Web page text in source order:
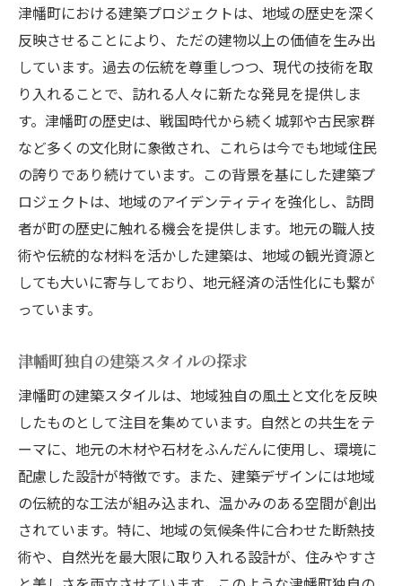
津幡町における建築プロジェクトは、地域の歴史を深く
反映させることにより、ただの建物以上の価値を生み出
しています。過去の伝統を尊重しつつ、現代の技術を取
り入れることで、訪れる人々に新たな発見を提供しま
す。津幡町の歴史は、戦国時代から続く城郭や古民家群
など多くの文化財に象徴され、これらは今でも地域住民
の誇りであり続けています。この背景を基にした建築プ
ロジェクトは、地域のアイデンティティを強化し、訪問
者が町の歴史に触れる機会を提供します。地元の職人技
術や伝統的な材料を活かした建築は、地域の観光資源と
しても大いに寄与しており、地元経済の活性化にも繋が
っています。
津幡町独自の建築スタイルの探求
津幡町の建築スタイルは、地域独自の風土と文化を反映
したものとして注目を集めています。自然との共生をテ
ーマに、地元の木材や石材をふんだんに使用し、環境に
配慮した設計が特徴です。また、建築デザインには地域
の伝統的な工法が組み込まれ、温かみのある空間が創出
されています。特に、地域の気候条件に合わせた断熱技
術や、自然光を最大限に取り入れる設計が、住みやすさ